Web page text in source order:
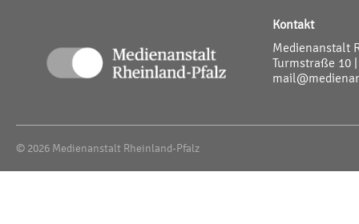
Kontakt
Medienanstalt
Turmstraße 10
© 2026 Medienanstalt Rheinland-Pfalz